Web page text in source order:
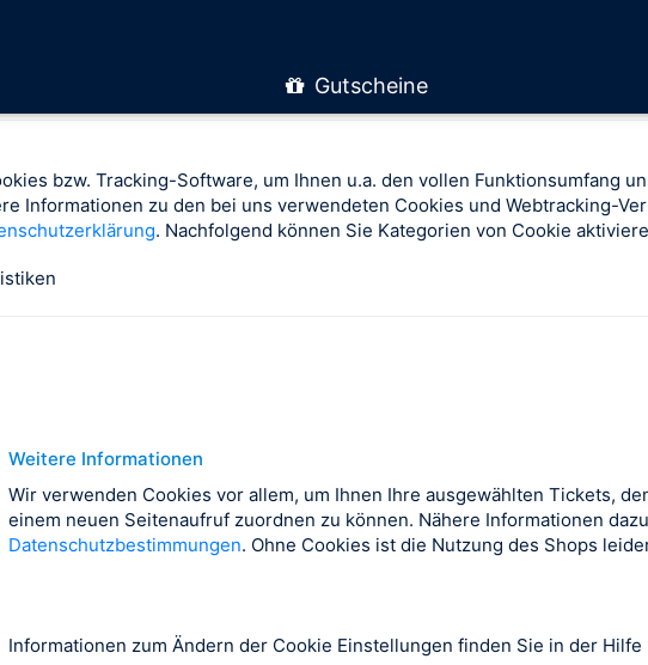
Gutscheine
bzw. Tracking-Software, um Ihnen u.a. den vollen Funktionsumfang
Informationen zu den bei uns verwendeten Cookies und Webtracking-
. Nachfolgend können Sie Kategorien von Cookie
Weitere Informationen
Wir verwenden Cookies vor allem, um Ihnen Ihre ausgewählten Tickets,
einem neuen Seitenaufruf zuordnen zu können. Nähere Informationen
Datenschutzbestimmungen. Ohne Cookies ist die Nutzung des Shops
Informationen zum Ändern der Cookie Einstellungen finden Sie in der Hilfe